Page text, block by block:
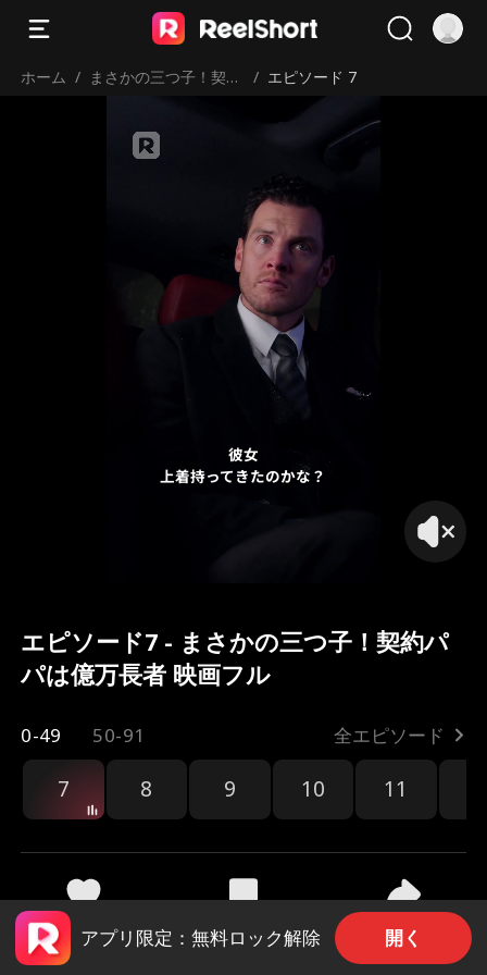
ホーム / まさかの三つ子！契約
/ エピソード 7
彼女
上着持ってきたのかな？
エピソード7 - まさかの三つ子！契約パ
パは億万長者 映画フル
0-49 50-91 全エピソード
7 8 9 10 11
3.8k 127.1k 共有
アプリ限定：無料ロック解除 開く